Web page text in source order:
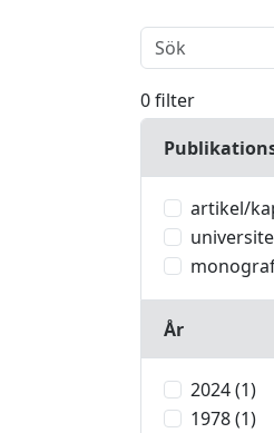
0 filter
artikel/
År
2024 (1)
1978 (1)